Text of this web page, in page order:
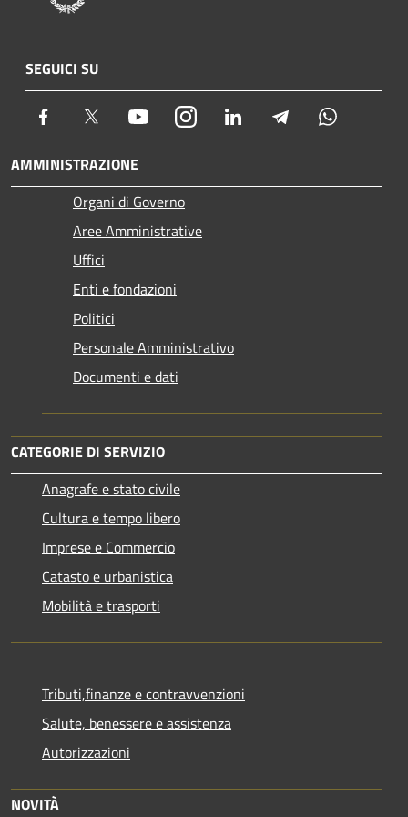
SEGUICI SU
Facebook Twitter YoutubeInstagram LinkedIn Telegram
AMMINISTRAZIONE
Organi di Governo
Aree Amministrative
Uffici
Enti e fondazioni
Politici
Personale Amministrativo
Documenti e dati
CATEGORIE DI SERVIZIO
Anagrafe e stato civile
Cultura e tempo libero
Imprese e Commercio
Catasto e urbanistica
Mobilità e trasporti
Tributi,finanze e contravvenzioni
Salute, benessere e assistenza
Autorizzazioni
NOVITÀ